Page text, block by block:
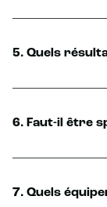
5. Quels
6. Faut-il être
7. Quels